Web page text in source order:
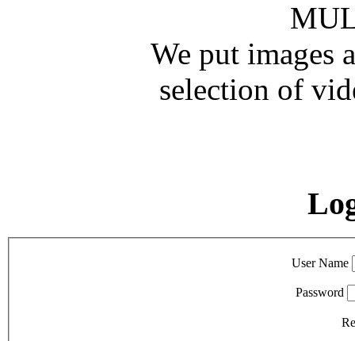
We put images
selection of
User Name
Password